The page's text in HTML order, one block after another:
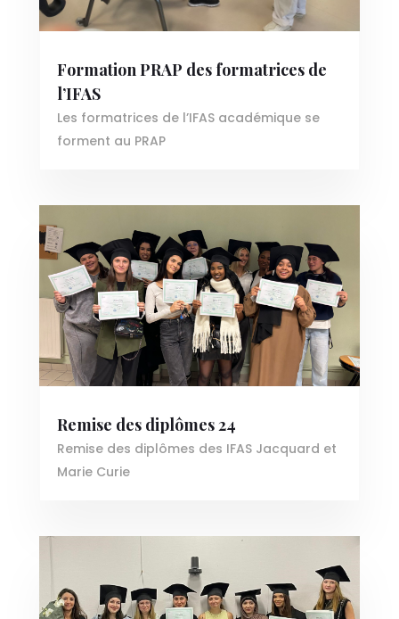
Formation PRAP des formatrices de
l’IFAS
Les formatrices de l’IFAS académique se
forment au PRAP
Remise des diplômes 24
Remise des diplômes des IFAS Jacquard et
Marie Curie